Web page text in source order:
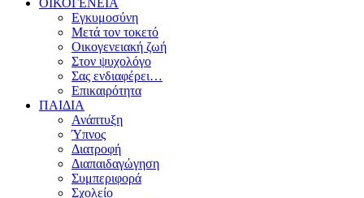
ΟΙΚΟΓΕΝΕΙΑ
Εγκυμοσύνη
Μετά τον τοκετό
Οικογενειακή ζωή
Στον ψυχολόγο
Σας ενδιαφέρει…
Επικαιρότητα
ΠΑΙΔΙΑ
Ανάπτυξη
Ύπνος
Διατροφή
Διαπαιδαγώγηση
Συμπεριφορά
Σχολείο